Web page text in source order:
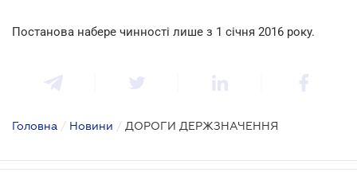
Постанова набере чинності лише з 1 січня 2016 року.
Головна / Новини / ДОРОГИ ДЕРЖЗНАЧЕННЯ